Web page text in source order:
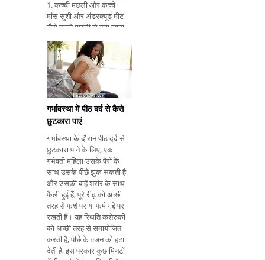
1. कच्ची मछली और कच्चे
मांस सुशी और अंडरक्यूड मीट
जैसे कच्चे मछली से बचा जाना
बैक्टीरिया से दूषित हो सकते हैं,
जो गर्भपात और समयपूर्व
गर्भावस्था में पीठ दर्द से कैसे
छुटकारा पाएं
गर्भावस्था के दौरान पीठ दर्द से
छुटकारा पाने के लिए, एक
गर्भवती महिला उसके पैरों के
साथ उसके पीछे झुक सकती है
और उसकी बाहें शरीर के साथ
फैली हुई हैं, पूरे रीढ़ को अच्छी
तरह से फर्श पर या फर्म गद्दे पर
रखती हैं। यह स्थिति कशेरुकी
को अच्छी तरह से समायोजित
करती है, पीछे के वजन को हटा
देती है, इस प्रकार कुछ मिनटों